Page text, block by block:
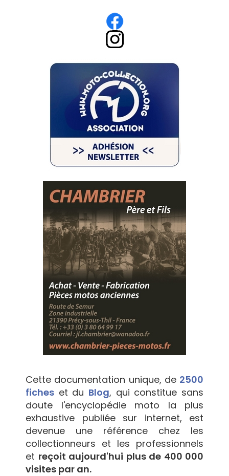
Cette documentation unique, de 2500
fiches et du Blog, qui constitue sans
doute l'encyclopédie moto la plus
exhaustive publiée sur internet, est
devenue une référence chez les
collectionneurs et les professionnels
et reçoit aujourd'hui plus de 400 000
visites par an.